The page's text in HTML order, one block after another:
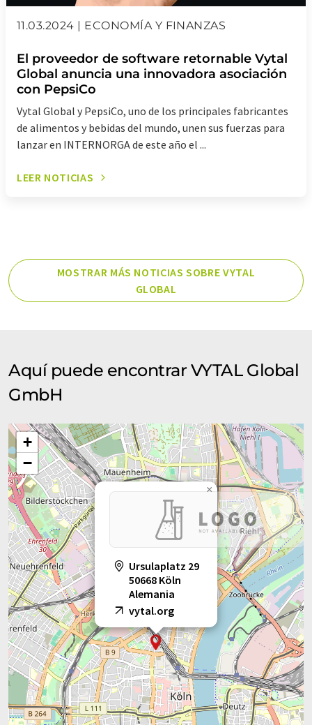
11.03.2024 | ECONOMÍA Y FINANZAS
El proveedor de software retornable Vytal
Global anuncia una innovadora asociación
con PepsiCo
Vytal Global y PepsiCo, uno de los principales fabricantes
de alimentos y bebidas del mundo, unen sus fuerzas para
lanzar en INTERNORGA de este año el ...
LEER NOTICIAS
MOSTRAR MÁS NOTICIAS SOBRE VYTAL
GLOBAL
Aquí puede encontrar VYTAL Global
GmbH
Ursulaplatz 29
50668 Köln
Alemania
vytal.org
×
+
−